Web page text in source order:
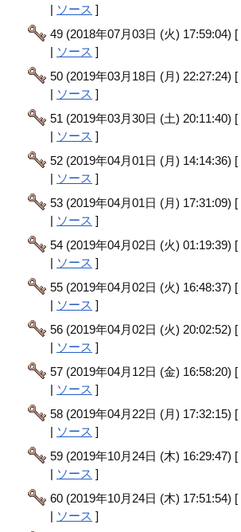
| ソース ]
49 (2018年07月03日 (火) 17:59:04) [
| ソース ]
50 (2019年03月18日 (月) 22:27:24) [
| ソース ]
51 (2019年03月30日 (土) 20:11:40) [
| ソース ]
52 (2019年04月01日 (月) 14:14:36) [
| ソース ]
53 (2019年04月01日 (月) 17:31:09) [
| ソース ]
54 (2019年04月02日 (火) 01:19:39) [
| ソース ]
55 (2019年04月02日 (火) 16:48:37) [
| ソース ]
56 (2019年04月02日 (火) 20:02:52) [
| ソース ]
57 (2019年04月12日 (金) 16:58:20) [
| ソース ]
58 (2019年04月22日 (月) 17:32:15) [
| ソース ]
59 (2019年10月24日 (木) 16:29:47) [
| ソース ]
60 (2019年10月24日 (木) 17:51:54) [
| ソース ]